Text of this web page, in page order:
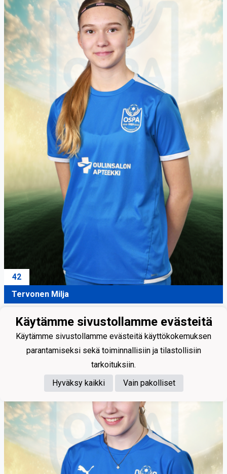
42
Tervonen Milja
Käytämme sivustollamme evästeitä
Käytämme sivustollamme evästeitä käyttökokemuksen
parantamiseksi sekä toiminnallisiin ja tilastollisiin
tarkoituksiin.
Hyväksy kaikki
Vain pakolliset